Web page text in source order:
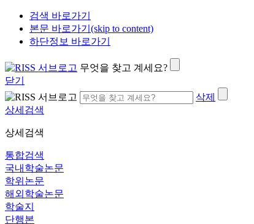
검색 바로가기
본문 바로가기(skip to content)
하단정보 바로가기
무엇을 찾고 계세요?
닫기
삭제
상세검색
상세검색
통합검색
국내학술논문
학위논문
해외학술논문
학술지
단행본